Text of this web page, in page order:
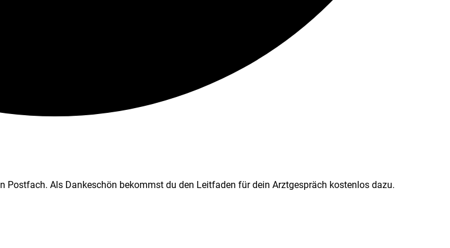
Postfach. Als Dankeschön bekommst du den Leitfaden für dein Arztgespräch kostenlos dazu.